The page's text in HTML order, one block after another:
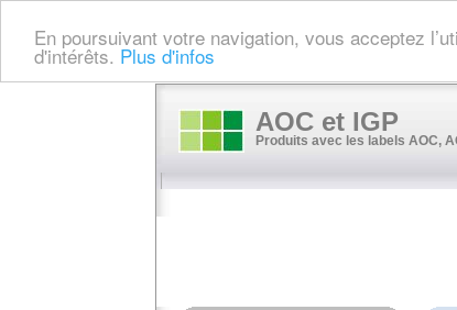
En poursuivant votre navigation, vous acceptez
d'intérêts. Plus d'infos
AOC et IGP
Produits avec les labels AOC,